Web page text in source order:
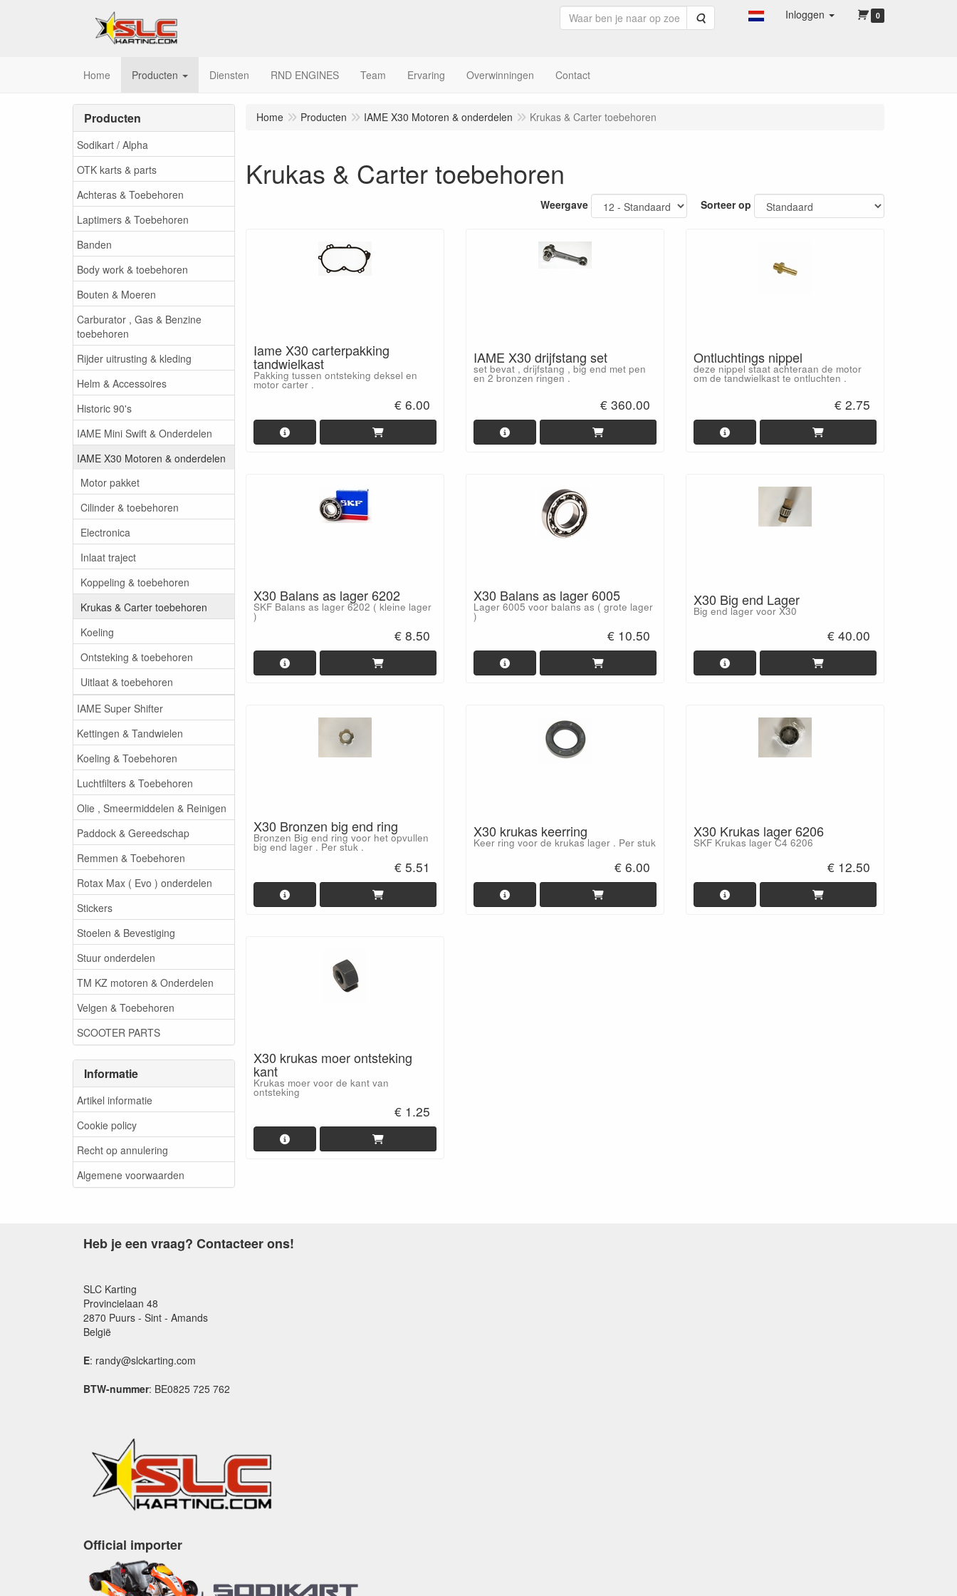
Zoeken Inloggen 0
Home Producten Diensten RND ENGINES Team Ervaring Overwinningen Contact
Producten
Sodikart / Alpha
OTK karts & parts
Achteras & Toebehoren
Laptimers & Toebehoren
Banden
Body work & toebehoren
Bouten & Moeren
Carburator , Gas & Benzine
toebehoren
Rijder uitrusting & kleding
Helm & Accessoires
Historic 90's
IAME Mini Swift & Onderdelen
IAME X30 Motoren & onderdelen
Motor pakket
Cilinder & toebehoren
Electronica
Inlaat traject
Koppeling & toebehoren
Krukas & Carter toebehoren
Koeling
Ontsteking & toebehoren
Uitlaat & toebehoren
IAME Super Shifter
Kettingen & Tandwielen
Koeling & Toebehoren
Luchtfilters & Toebehoren
Olie , Smeermiddelen & Reinigen
Paddock & Gereedschap
Remmen & Toebehoren
Rotax Max ( Evo ) onderdelen
Stickers
Stoelen & Bevestiging
Stuur onderdelen
TM KZ motoren & Onderdelen
Velgen & Toebehoren
SCOOTER PARTS
Informatie
Artikel informatie
Cookie policy
Recht op annulering
Algemene voorwaarden
Home Producten IAME X30 Motoren & onderdelen Krukas & Carter toebehoren
Krukas & Carter toebehoren
Weergave Sorteer op
Iame X30 carterpakking
tandwielkast
Pakking tussen ontsteking deksel en
motor carter .
€ 6.00
IAME X30 drijfstang set
set bevat , drijfstang , big end met pen
en 2 bronzen ringen .
€ 360.00
Ontluchtings nippel
deze nippel staat achteraan de motor
om de tandwielkast te ontluchten .
€ 2.75
X30 Balans as lager 6202
SKF Balans as lager 6202 ( kleine lager
)
€ 8.50
X30 Balans as lager 6005
Lager 6005 voor balans as ( grote lager
)
€ 10.50
X30 Big end Lager
Big end lager voor X30
€ 40.00
X30 Bronzen big end ring
Bronzen Big end ring voor het opvullen
big end lager . Per stuk .
€ 5.51
X30 krukas keerring
Keer ring voor de krukas lager . Per stuk
€ 6.00
X30 Krukas lager 6206
SKF Krukas lager C4 6206
€ 12.50
X30 krukas moer ontsteking
kant
Krukas moer voor de kant van
ontsteking
€ 1.25
Heb je een vraag? Contacteer ons!
SLC Karting
Provincielaan 48
2870 Puurs - Sint - Amands
België
E: randy@slckarting.com
BTW-nummer: BE0825 725 762
Official importer